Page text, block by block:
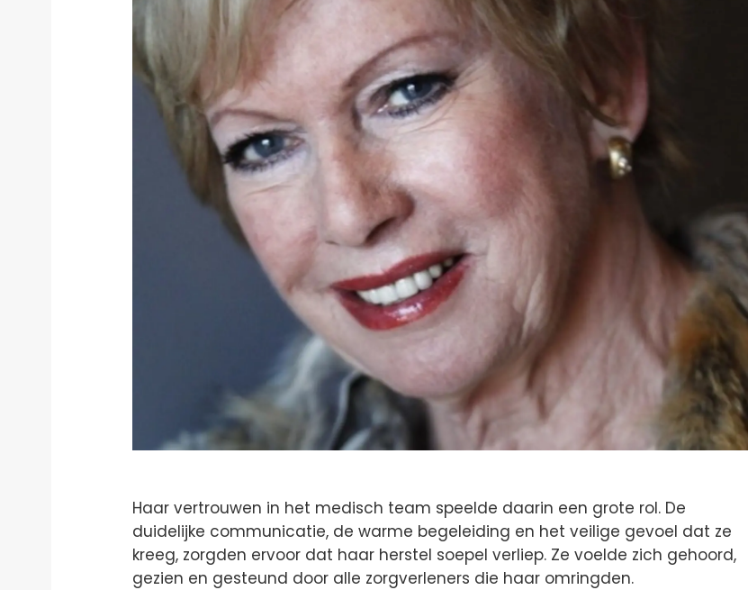
Haar vertrouwen in het medisch team speelde daarin een grote rol. De
duidelijke communicatie, de warme begeleiding en het veilige gevoel dat ze
kreeg, zorgden ervoor dat haar herstel soepel verliep. Ze voelde zich gehoord,
gezien en gesteund door alle zorgverleners die haar omringden.